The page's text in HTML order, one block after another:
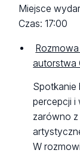
Miejsce
Czas: 17:00
autorstwa
Spotkanie
percepcji i
zarówno
W